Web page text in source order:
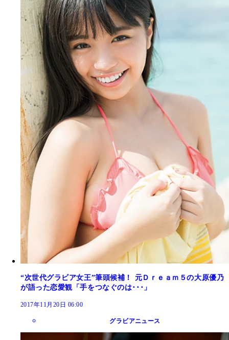
“次世代グラビア女王”筆頭候補！ 元Ｄｒｅａｍ５の大原優乃
が語った恋愛観「手をつなぐのは･･･」
2017年11月20日 06:00
グラビアニュース